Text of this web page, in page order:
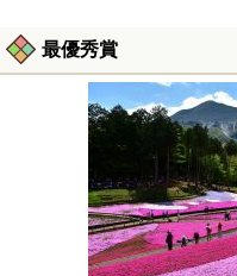
最優秀賞